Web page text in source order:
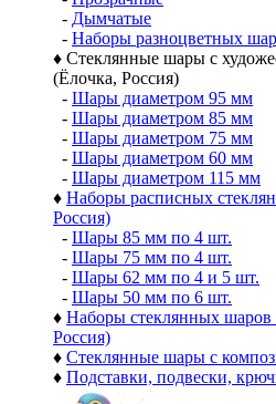
- Дымчатые
- Наборы разноцветных
♦ Стеклянные шары с
(Ёлочка, Россия)
- Шары диаметром 95 мм
- Шары диаметром 85 мм
- Шары диаметром 75 мм
- Шары диаметром 60 мм
- Шары диаметром 115 мм
♦ Наборы расписных
Россия)
- Шары 85 мм по 4 шт.
- Шары 75 мм по 4 шт.
- Шары 62 мм по 4 и 5 шт.
- Шары 50 мм по 6 шт.
♦ Наборы стеклянных шаров
Россия)
♦ Стеклянные шары с
♦ Подставки, подвески,